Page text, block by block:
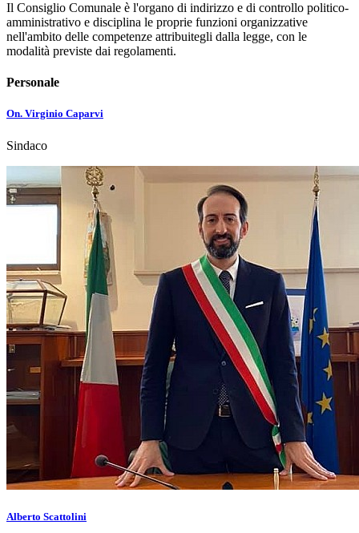
Il Consiglio Comunale è l'organo di indirizzo e di controllo politico-
amministrativo e disciplina le proprie funzioni organizzative
nell'ambito delle competenze attribuitegli dalla legge, con le
modalità previste dai regolamenti.
Personale
On. Virginio Caparvi
Sindaco
Alberto Scattolini